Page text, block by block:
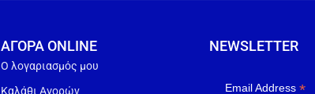
ΑΓΟΡΑ ONLINE
Ο λογαριασμός μου
Καλάθι Αγορών
NEWSLETTER
Email Address*